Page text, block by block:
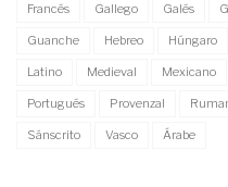
Francés Gallego Galés
Guanche Hebreo Húngaro
Latino Medieval Mexicano
Portugués Provenzal
Sánscrito Vasco Árabe